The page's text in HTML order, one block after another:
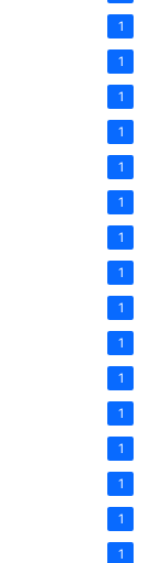
1
1
1
1
1
1
1
1
1
1
1
1
1
1
1
1